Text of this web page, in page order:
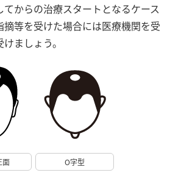
からの治療スタートとなるケース
等を受けた場合には医療機関を受
ましょう。
面 O字型